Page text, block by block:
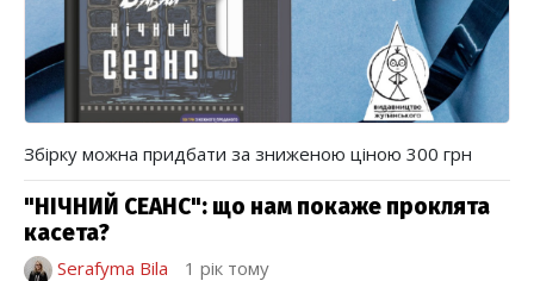
Збірку можна придбати за зниженою ціною 300 грн
"НІЧНИЙ СЕАНС": що нам покаже проклята
касета?
Serafyma Bila 1 рік тому